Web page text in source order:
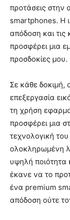
προτάσεις
smartphones. Η
απόδοση και τις
προσφέρει μια
προσδοκίες μου.
Σε κάθε δοκιμή,
επεξεργασία
τη χρήση
προσφέρει μια
τεχνολογική
ολοκληρωμένη
υψηλή ποιότητα
έκανε να το
ένα premium
απόδοση ούτε